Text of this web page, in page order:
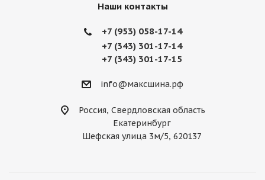
Наши контакты
+7 (953) 058-17-14
+7 (343) 301-17-14
+7 (343) 301-17-15
info@максшина.рф
Россия, Свердловская область
Екатеринбург
Шефская улица 3м/5, 620137